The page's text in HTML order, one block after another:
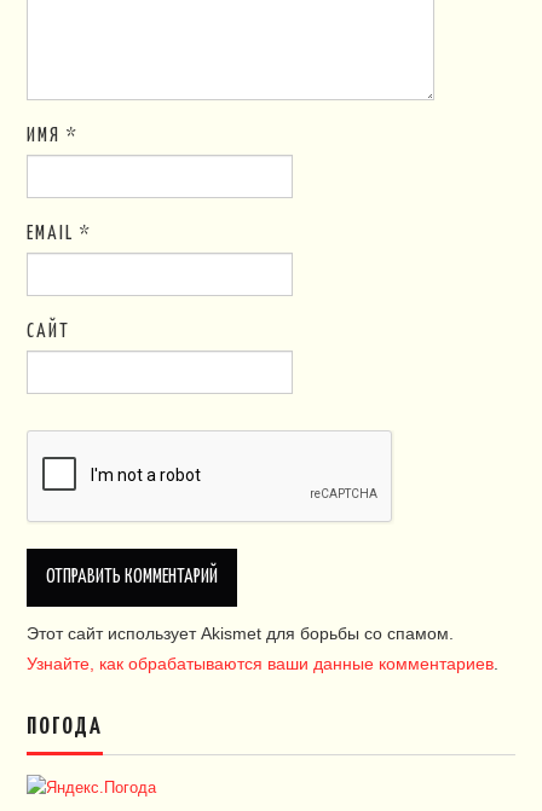
ИМЯ*
EMAIL*
САЙТ
Этот сайт использует Akismet для борьбы со спамом.
Узнайте, как обрабатываются ваши данные комментариев.
ПОГОДА